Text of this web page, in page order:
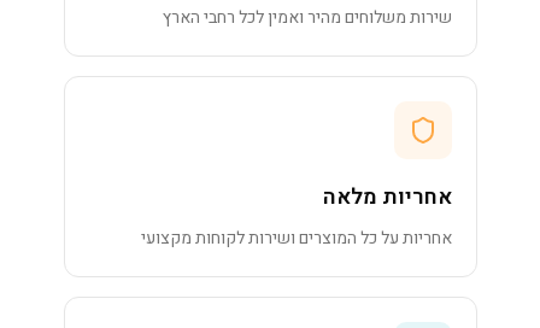
שירות משלוחים מהיר ואמין לכל רחבי הארץ
אחריות מלאה
אחריות על כל המוצרים ושירות לקוחות מקצועי